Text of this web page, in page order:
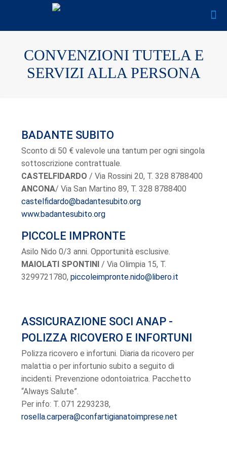
CONVENZIONI TUTELA E
SERVIZI ALLA PERSONA
BADANTE SUBITO
Sconto di 50 € valevole una tantum per ogni singola
sottoscrizione contrattuale.
CASTELFIDARDO / Via Rossini 20, T. 328 8788400
ANCONA/ Via San Martino 89, T. 328 8788400
castelfidardo@badantesubito.org
www.badantesubito.org
PICCOLE IMPRONTE
Asilo Nido 0/3 anni. Opportunità esclusive.
MAIOLATI SPONTINI/ Via Olimpia 15, T.
3299721780, piccoleimpronte.nido@libero.it
ASSICURAZIONE SOCI ANAP -
POLIZZA RICOVERO E INFORTUNI
Polizza ricovero e infortuni. Diaria da ricovero per
malattia o per infortunio subito a seguito di
incidenti. Prevenzione odontoiatrica. Pacchetto
“Always Salute”.
Per info: T. 071 2293238,
rosella.carpera@confartigianatoimprese.net